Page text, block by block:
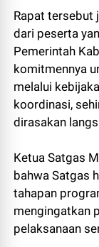
Rapat tersebut
dari peserta
Pemerintah
komitmennya
melalui
koordinasi,
dirasakan
Ketua Satgas
bahwa Satgas
tahapan
mengingatkan
pelaksanaan